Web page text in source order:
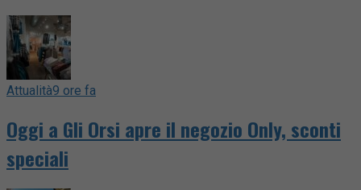
Attualità9 ore fa
Oggi a Gli Orsi apre il negozio Only, sconti
speciali